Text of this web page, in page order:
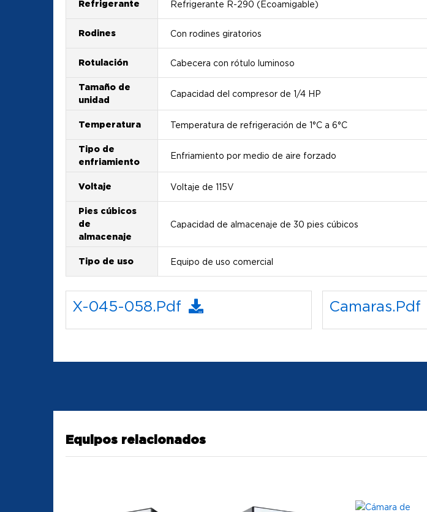
Refrigerante Refrigerante R-290 (Ecoamigable)
Rodines Con rodines giratorios
Rotulación Cabecera con rótulo luminoso
Tamaño de
unidad
Capacidad del compresor de 1/4 HP
Temperatura Temperatura de refrigeración de 1°C a 6°C
Tipo de
enfriamiento
Enfriamiento por medio de aire forzado
Voltaje Voltaje de 115V
Pies cúbicos
de
almacenaje
Capacidad de almacenaje de 30 pies cúbicos
Tipo de uso Equipo de uso comercial
X-045-058.pdf Camaras.pdf
Equipos relacionados